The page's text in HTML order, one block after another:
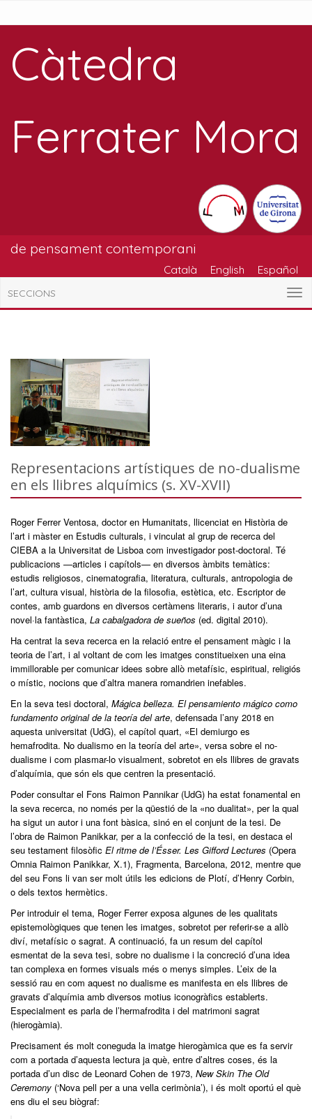
Càtedra
Ferrater Mora
de pensament contemporani
Català English Español
SECCIONS
Representacions artístiques de no-dualisme
en els llibres alquímics (s. XV-XVII)
Roger Ferrer Ventosa, doctor en Humanitats, llicenciat en Història de
l’art i màster en Estudis culturals, i vinculat al grup de recerca del
CIEBA a la Universitat de Lisboa com investigador post-doctoral. Té
publicacions —articles i capítols— en diversos àmbits temàtics:
estudis religiosos, cinematografia, literatura, culturals, antropologia de
l’art, cultura visual, història de la filosofia, estètica, etc. Escriptor de
contes, amb guardons en diversos certàmens literaris, i autor d’una
novel·la fantàstica, La cabalgadora de sueños (ed. digital 2010).
Ha centrat la seva recerca en la relació entre el pensament màgic i la
teoria de l’art, i al voltant de com les imatges constitueixen una eina
immillorable per comunicar idees sobre allò metafísic, espiritual, religiós
o místic, nocions que d’altra manera romandrien inefables.
En la seva tesi doctoral, Mágica belleza. El pensamiento mágico como
fundamento original de la teoría del arte, defensada l’any 2018 en
aquesta universitat (UdG), el capítol quart, «El demiurgo es
hemafrodita. No dualismo en la teoría del arte», versa sobre el no-
dualisme i com plasmar-lo visualment, sobretot en els llibres de gravats
d’alquímia, que són els que centren la presentació.
Poder consultar el Fons Raimon Pannikar (UdG) ha estat fonamental en
la seva recerca, no només per la qüestió de la «no dualitat», per la qual
ha sigut un autor i una font bàsica, sinó en el conjunt de la tesi. De
l’obra de Raimon Panikkar, per a la confecció de la tesi, en destaca el
seu testament filosòfic El ritme de l’Ésser. Les Gifford Lectures (Opera
Omnia Raimon Panikkar, X.1), Fragmenta, Barcelona, 2012, mentre que
del seu Fons li van ser molt útils les edicions de Plotí, d’Henry Corbin,
o dels textos hermètics.
Per introduir el tema, Roger Ferrer exposa algunes de les qualitats
epistemològiques que tenen les imatges, sobretot per referir-se a allò
diví, metafísic o sagrat. A continuació, fa un resum del capítol
esmentat de la seva tesi, sobre no dualisme i la concreció d’una idea
tan complexa en formes visuals més o menys simples. L’eix de la
sessió rau en com aquest no dualisme es manifesta en els llibres de
gravats d’alquímia amb diversos motius iconogràfics establerts.
Especialment es parla de l’hermafrodita i del matrimoni sagrat
(hierogàmia).
Precisament és molt coneguda la imatge hierogàmica que es fa servir
com a portada d’aquesta lectura ja què, entre d’altres coses, és la
portada d’un disc de Leonard Cohen de 1973, New Skin The Old
Ceremony (‘Nova pell per a una vella cerimònia’), i és molt oportú el què
ens diu el seu biògraf: